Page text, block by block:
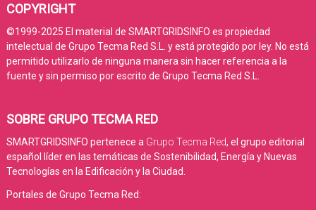
COPYRIGHT
©1999-2025 El material de SMARTGRIDSINFO es propiedad
intelectual de Grupo Tecma Red S.L. y está protegido por ley. No está
permitido utilizarlo de ninguna manera sin hacer referencia a la
fuente y sin permiso por escrito de Grupo Tecma Red S.L.
SOBRE GRUPO TECMA RED
SMARTGRIDSINFO pertenece a Grupo Tecma Red, el grupo editorial
español líder en las temáticas de Sostenibilidad, Energía y Nuevas
Tecnologías en la Edificación y la Ciudad.
Portales de Grupo Tecma Red: